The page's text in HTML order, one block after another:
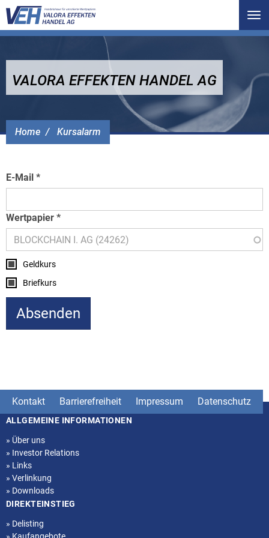
Home Kursalarm
VALORA EFFEKTEN HANDEL AG
E-Mail
Wertpapier
Geldkurs
Briefkurs
Kontakt Barrierefreiheit Impressum Datenschutz
Seitenstruktur
ALLGEMEINE INFORMATIONEN
» Über uns
» Investor Relations
» Links
» Verlinkung
» Downloads
DIREKTEINSTIEG
» Delisting